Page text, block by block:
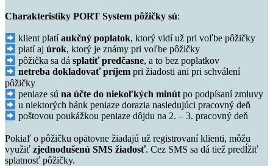
Charakteristiky PORT System pôžičky sú:
klient platíaukčný poplatok, ktorý vidí už pri voľbe pôžičky
platí ajúrok, ktorý je známy pri voľbe pôžičky
pôžička sa dásplatiť predčasne, a to bez poplatkov
netreba dokladovať príjem pri žiadosti ani pri schválení
pôžičky
peniaze súna účte do niekoľkých minút po podpísaní zmluvy
u niektorých bánk peniaze dorazia nasledujúci pracovný deň
poštovou poukážkou peniaze dôjdu na 2. – 3. pracovný deň
Pokiaľ o pôžičku opätovne žiadajú už registrovaní klienti, môžu
využiť zjednodušenú SMS žiadosť. Cez SMS sa dá tiež predĺžiť
splatnosť pôžičky.